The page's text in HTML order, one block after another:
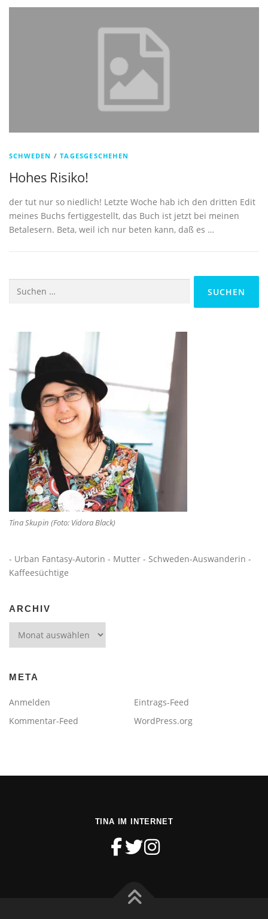
SCHWEDEN /TAGESGESCHEHEN
Hohes Risiko!
der tut nur so niedlich! Letzte Woche hab ich den dritten Edit
meines Buchs fertiggestellt, das Buch ist jetzt bei meinen
Betalesern. Beta, weil ich nur beten kann, daß es …
Suchen
Tina Skupin (Foto: Vidora Black)
- Urban Fantasy-Autorin - Mutter - Schweden-Auswanderin -
Kaffeesüchtige
ARCHIV
META
Anmelden
Eintrags-Feed
Kommentar-Feed
WordPress.org
TINA IM INTERNET